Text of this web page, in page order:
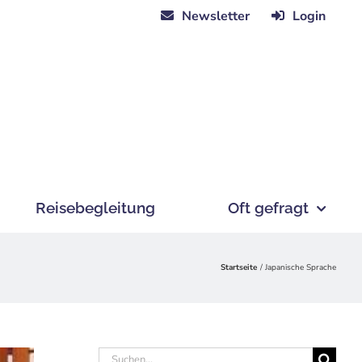
Newsletter Login
Reisebegleitung Oft gefragt
Startseite Japanische Sprache
Suche